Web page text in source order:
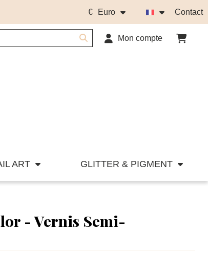
€ Euro Contact
Mon compte
ART GLITTER & PIGMENT
- Vernis Semi-